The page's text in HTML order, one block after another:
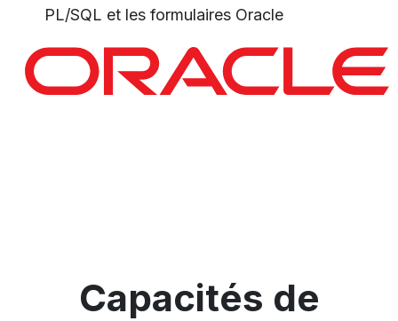
PL/SQL et les formulaires Oracle
Capacités de